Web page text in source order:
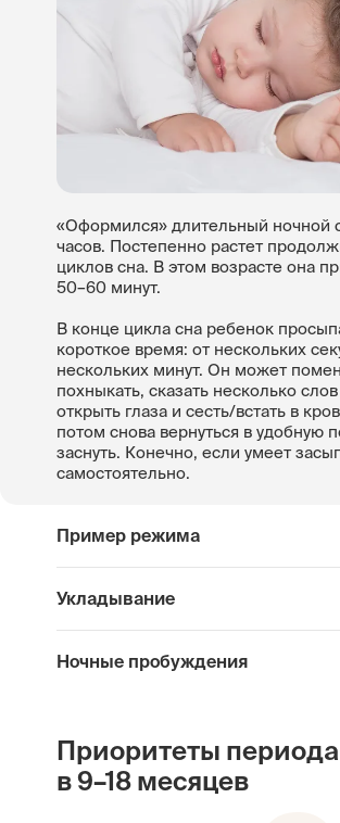
«Оформился» длительный ночной
часов. Постепенно растет
циклов сна. В этом возрасте она
50–60 минут.
В конце цикла сна ребенок
короткое время: от нескольких
нескольких минут. Он может
похныкать, сказать несколько
открыть глаза и сесть/встать в
потом снова вернуться в удобную
заснуть. Конечно, если умеет
самостоятельно.
Пример режима
Укладывание
Ночные пробуждения
Приоритеты периода
в 9–18 месяцев